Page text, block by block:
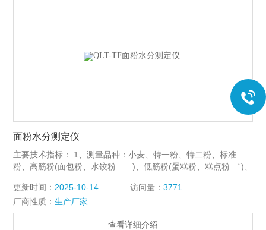
面粉水分测定仪
主要技术指标： 1、测量品种：小麦、特一粉、特二粉、标准
粉、高筋粉(面包粉、水饺粉……)、低筋粉(蛋糕粉、糕点粉…“)、
更新时间： 2025-10-14 访问量： 3771
厂商性质：生产厂家
查看详细介绍